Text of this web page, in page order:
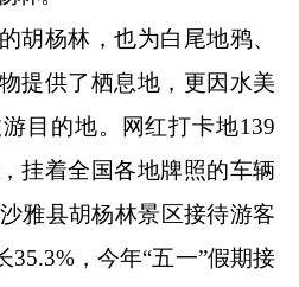
杨林，也为白尾地鸦、
提供了栖息地，更因水美
目的地。网红打卡地139
挂着全国各地牌照的车辆
雅县胡杨林景区接待游客
35.3%，今年“五一”假期接